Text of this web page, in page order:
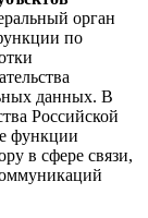
орган
по
данных. В
Российской
функции
в сфере связи,